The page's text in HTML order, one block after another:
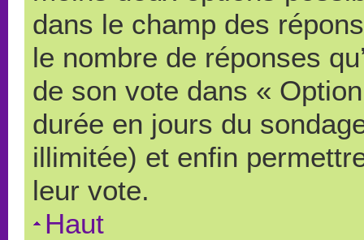
dans le champ des
le nombre de réponses
de son vote dans «
durée en jours du
illimitée) et enfin
leur vote.
Haut